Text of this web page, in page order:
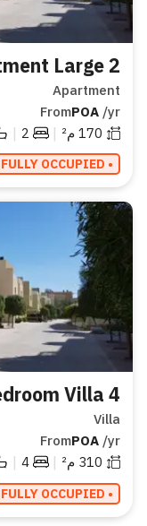
2 Bedroom Apartment Large
Apartment
FromPOA /yr
170 م² |
2
|
• FULLY OCCUPIED
4 Bedroom Villa
Villa
FromPOA /yr
310 م² |
4
|
• FULLY OCCUPIED